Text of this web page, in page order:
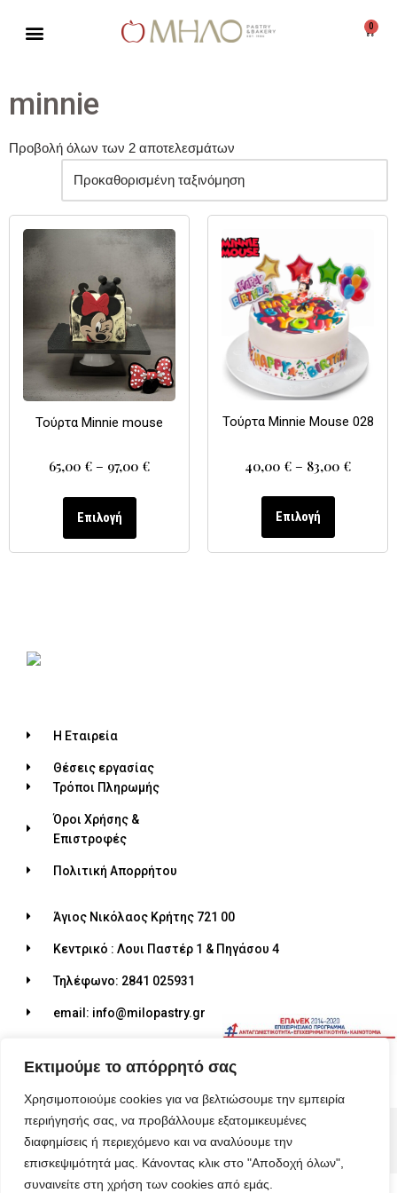
Εκτιμούμε το απόρρητό σας
Χρησιμοποιούμε cookies για να βελτιώσουμε την εμπειρία
περιήγησής σας, να προβάλλουμε εξατομικευμένες
διαφημίσεις ή περιεχόμενο και να αναλύουμε την
επισκεψιμότητά μας. Κάνοντας κλικ στο "Αποδοχή όλων",
συναινείτε στη χρήση των cookies από εμάς.
περιεχόμενο
0
minnie
Προβολή όλων των 2 αποτελεσμάτων
Τούρτα Minnie mouse
65,00 € – 97,00 €
Επιλογή
Τούρτα Minnie Mouse 028
40,00 € – 83,00 €
Επιλογή
Η Εταιρεία
Θέσεις εργασίας
Τρόποι Πληρωμής
Όροι Χρήσης &
Επιστροφές
Πολιτική Απορρήτου
Άγιος Νικόλαος Κρήτης 721 00
Κεντρικό : Λουι Παστέρ 1 & Πηγάσου 4
Τηλέφωνο: 2841 025931
email: info@milopastry.gr
© 2026 ALL RIGHTS RESERVED​